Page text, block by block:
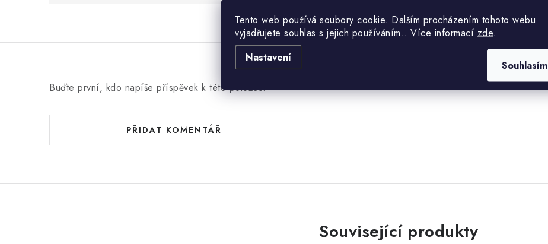
Tento web používá soubory cookie. Dalším procházením tohoto webu
vyjadřujete souhlas s jejich používáním.. Více informací zde.
Nastavení
Souhlasím
Buďte první, kdo napíše příspěvek k této položce.
PŘIDAT KOMENTÁŘ
Související produkty